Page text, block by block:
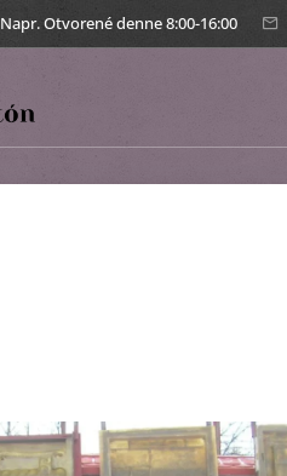
Napr. Otvorené denne 8:00-16:00